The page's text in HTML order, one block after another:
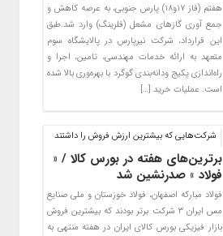
هفتم (فاز ۱۷و۱۸) پارس جنوبی‌‌، به عرصه کاهش و
جمع آوری گاز‌های مشعل (فلرینگ) وارد شد.طبق
این قرارداد، شرکت نیرپارس در پالایشگاه سوم
متعهد به ارائه خدمات مهندسی، تامین، اجرا و
راه‌اندازی پکیج ودانه‌بندی گوگرد با بهره‌وری بالا شده
است. عملیات خرید […]
شرکت‌هایی که بیشترین ارزش فروش را داشتند
برترین‌های هفته در بورس کالا / «
فولاد » صدرنشین شد
فولاد مبارکه اصفهان، فولاد خوزستان و ملی صنایع
مس ایران ۳ شرکت برتر بودند که بیشترین فروش
بازار فیزیکی بورس کالای ایران در هفته منتهی به